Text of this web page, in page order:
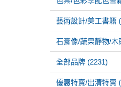
藝術設計/美工書籍
石膏像/蔬果靜物/木
全部品牌 (2231)
優惠特賣/出清特賣